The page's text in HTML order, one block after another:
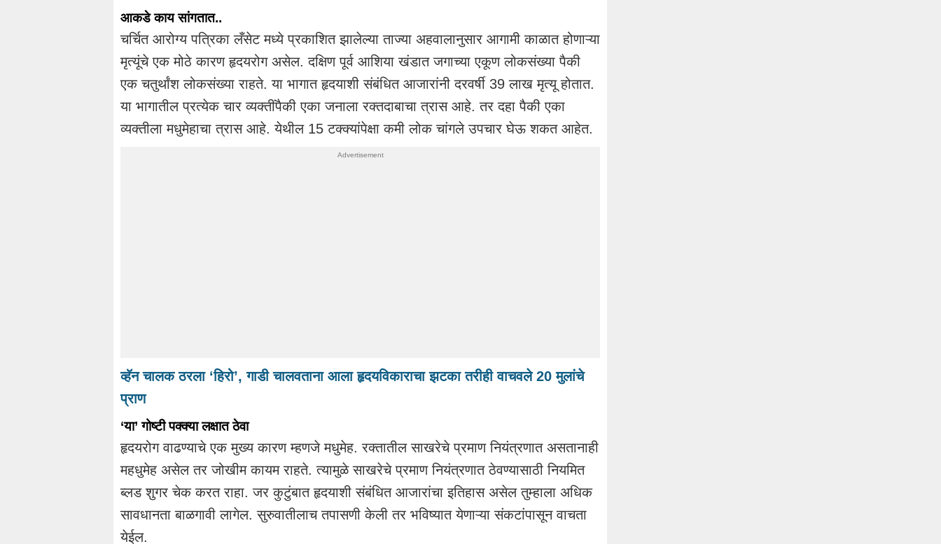
आकडे काय सांगतात..
चर्चित आरोग्य पत्रिका लँसेट मध्ये प्रकाशित झालेल्या ताज्या अहवालानुसार आगामी काळात होणाऱ्या
मृत्यूंचे एक मोठे कारण हृदयरोग असेल. दक्षिण पूर्व आशिया खंडात जगाच्या एकूण लोकसंख्या पैकी
एक चतुर्थांश लोकसंख्या राहते. या भागात हृदयाशी संबंधित आजारांनी दरवर्षी 39 लाख मृत्यू होतात.
या भागातील प्रत्येक चार व्यक्तींपैकी एका जनाला रक्तदाबाचा त्रास आहे. तर दहा पैकी एका
व्यक्तीला मधुमेहाचा त्रास आहे. येथील 15 टक्क्यांपेक्षा कमी लोक चांगले उपचार घेऊ शकत आहेत.
व्हॅन चालक ठरला ‘हिरो’, गाडी चालवताना आला हृदयविकाराचा झटका तरीही वाचवले 20 मुलांचे
प्राण
‘या’ गोष्टी पक्क्या लक्षात ठेवा
हृदयरोग वाढण्याचे एक मुख्य कारण म्हणजे मधुमेह. रक्तातील साखरेचे प्रमाण नियंत्रणात असतानाही
महधुमेह असेल तर जोखीम कायम राहते. त्यामुळे साखरेचे प्रमाण नियंत्रणात ठेवण्यासाठी नियमित
ब्लड शुगर चेक करत राहा. जर कुटुंबात हृदयाशी संबंधित आजारांचा इतिहास असेल तुम्हाला अधिक
सावधानता बाळगावी लागेल. सुरुवातीलाच तपासणी केली तर भविष्यात येणाऱ्या संकटांपासून वाचता
येईल.